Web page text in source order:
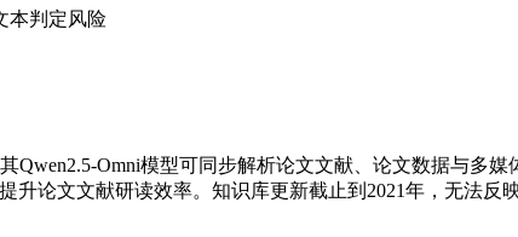
本判定风险
Qwen2.5-Omni模型可同步解析论文文献、论文数据与多
升论文文献研读效率。知识库更新截止到2021年，无法反